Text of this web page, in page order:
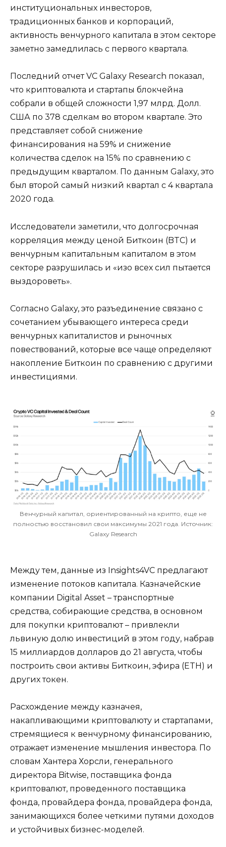
институциональных инвесторов,
традиционных банков и корпораций,
активность венчурного капитала в этом секторе
заметно замедлилась с первого квартала.
Последний отчет VC Galaxy Research показал,
что криптовалюта и стартапы блокчейна
собрали в общей сложности 1,97 млрд. Долл.
США по 378 сделкам во втором квартале. Это
представляет собой снижение
финансирования на 59% и снижение
количества сделок на 15% по сравнению с
предыдущим кварталом. По данным Galaxy, это
был второй самый низкий квартал с 4 квартала
2020 года.
Исследователи заметили, что долгосрочная
корреляция между ценой Биткоин (BTC) и
венчурным капитальным капиталом в этом
секторе разрушилась и «изо всех сил пытается
выздороветь».
Согласно Galaxy, это разъединение связано с
сочетанием убывающего интереса среди
венчурных капиталистов и рыночных
повествований, которые все чаще определяют
накопление Биткоин по сравнению с другими
инвестициями.
Венчурный капитал, ориентированный на крипто, еще не
полностью восстановил свои максимумы 2021 года. Источник:
Galaxy Research
Между тем, данные из Insights4VC предлагают
изменение потоков капитала. Казначейские
компании Digital Asset – транспортные
средства, собирающие средства, в основном
для покупки криптовалют – привлекли
львиную долю инвестиций в этом году, набрав
15 миллиардов долларов до 21 августа, чтобы
построить свои активы Биткоин, эфира (ETH) и
других токен.
Расхождение между казначея,
накапливающими криптовалюту и стартапами,
стремящиеся к венчурному финансированию,
отражает изменение мышления инвестора. По
словам Хантера Хорсли, генерального
директора Bitwise, поставщика фонда
криптовалют, проведенного поставщика
фонда, провайдера фонда, провайдера фонда,
занимающихся более четкими путями доходов
и устойчивых бизнес-моделей.